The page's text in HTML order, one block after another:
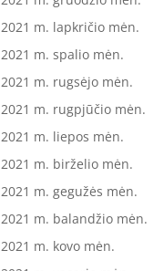
2021 m. lapkričio mėn.
2021 m. spalio mėn.
2021 m. rugsėjo mėn.
2021 m. rugpjūčio mėn.
2021 m. liepos mėn.
2021 m. birželio mėn.
2021 m. gegužės mėn.
2021 m. balandžio mėn.
2021 m. kovo mėn.